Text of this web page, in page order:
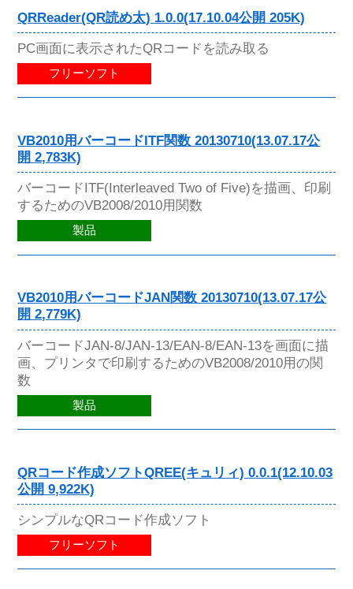
QRReader(QR読め太) 1.0.0(17.10.04公開 205K)
PC画面に表示されたQRコードを読み取る
フリーソフト
VB2010用バーコードITF関数 20130710(13.07.17公
開 2,783K)
バーコードITF(Interleaved Two of Five)を描画、印刷
するためのVB2008/2010用関数
製品
VB2010用バーコードJAN関数 20130710(13.07.17公
開 2,779K)
バーコードJAN-8/JAN-13/EAN-8/EAN-13を画面に描
画、プリンタで印刷するためのVB2008/2010用の関
数
製品
QRコード作成ソフトQREE(キュリィ) 0.0.1(12.10.03
公開 9,922K)
シンプルなQRコード作成ソフト
フリーソフト